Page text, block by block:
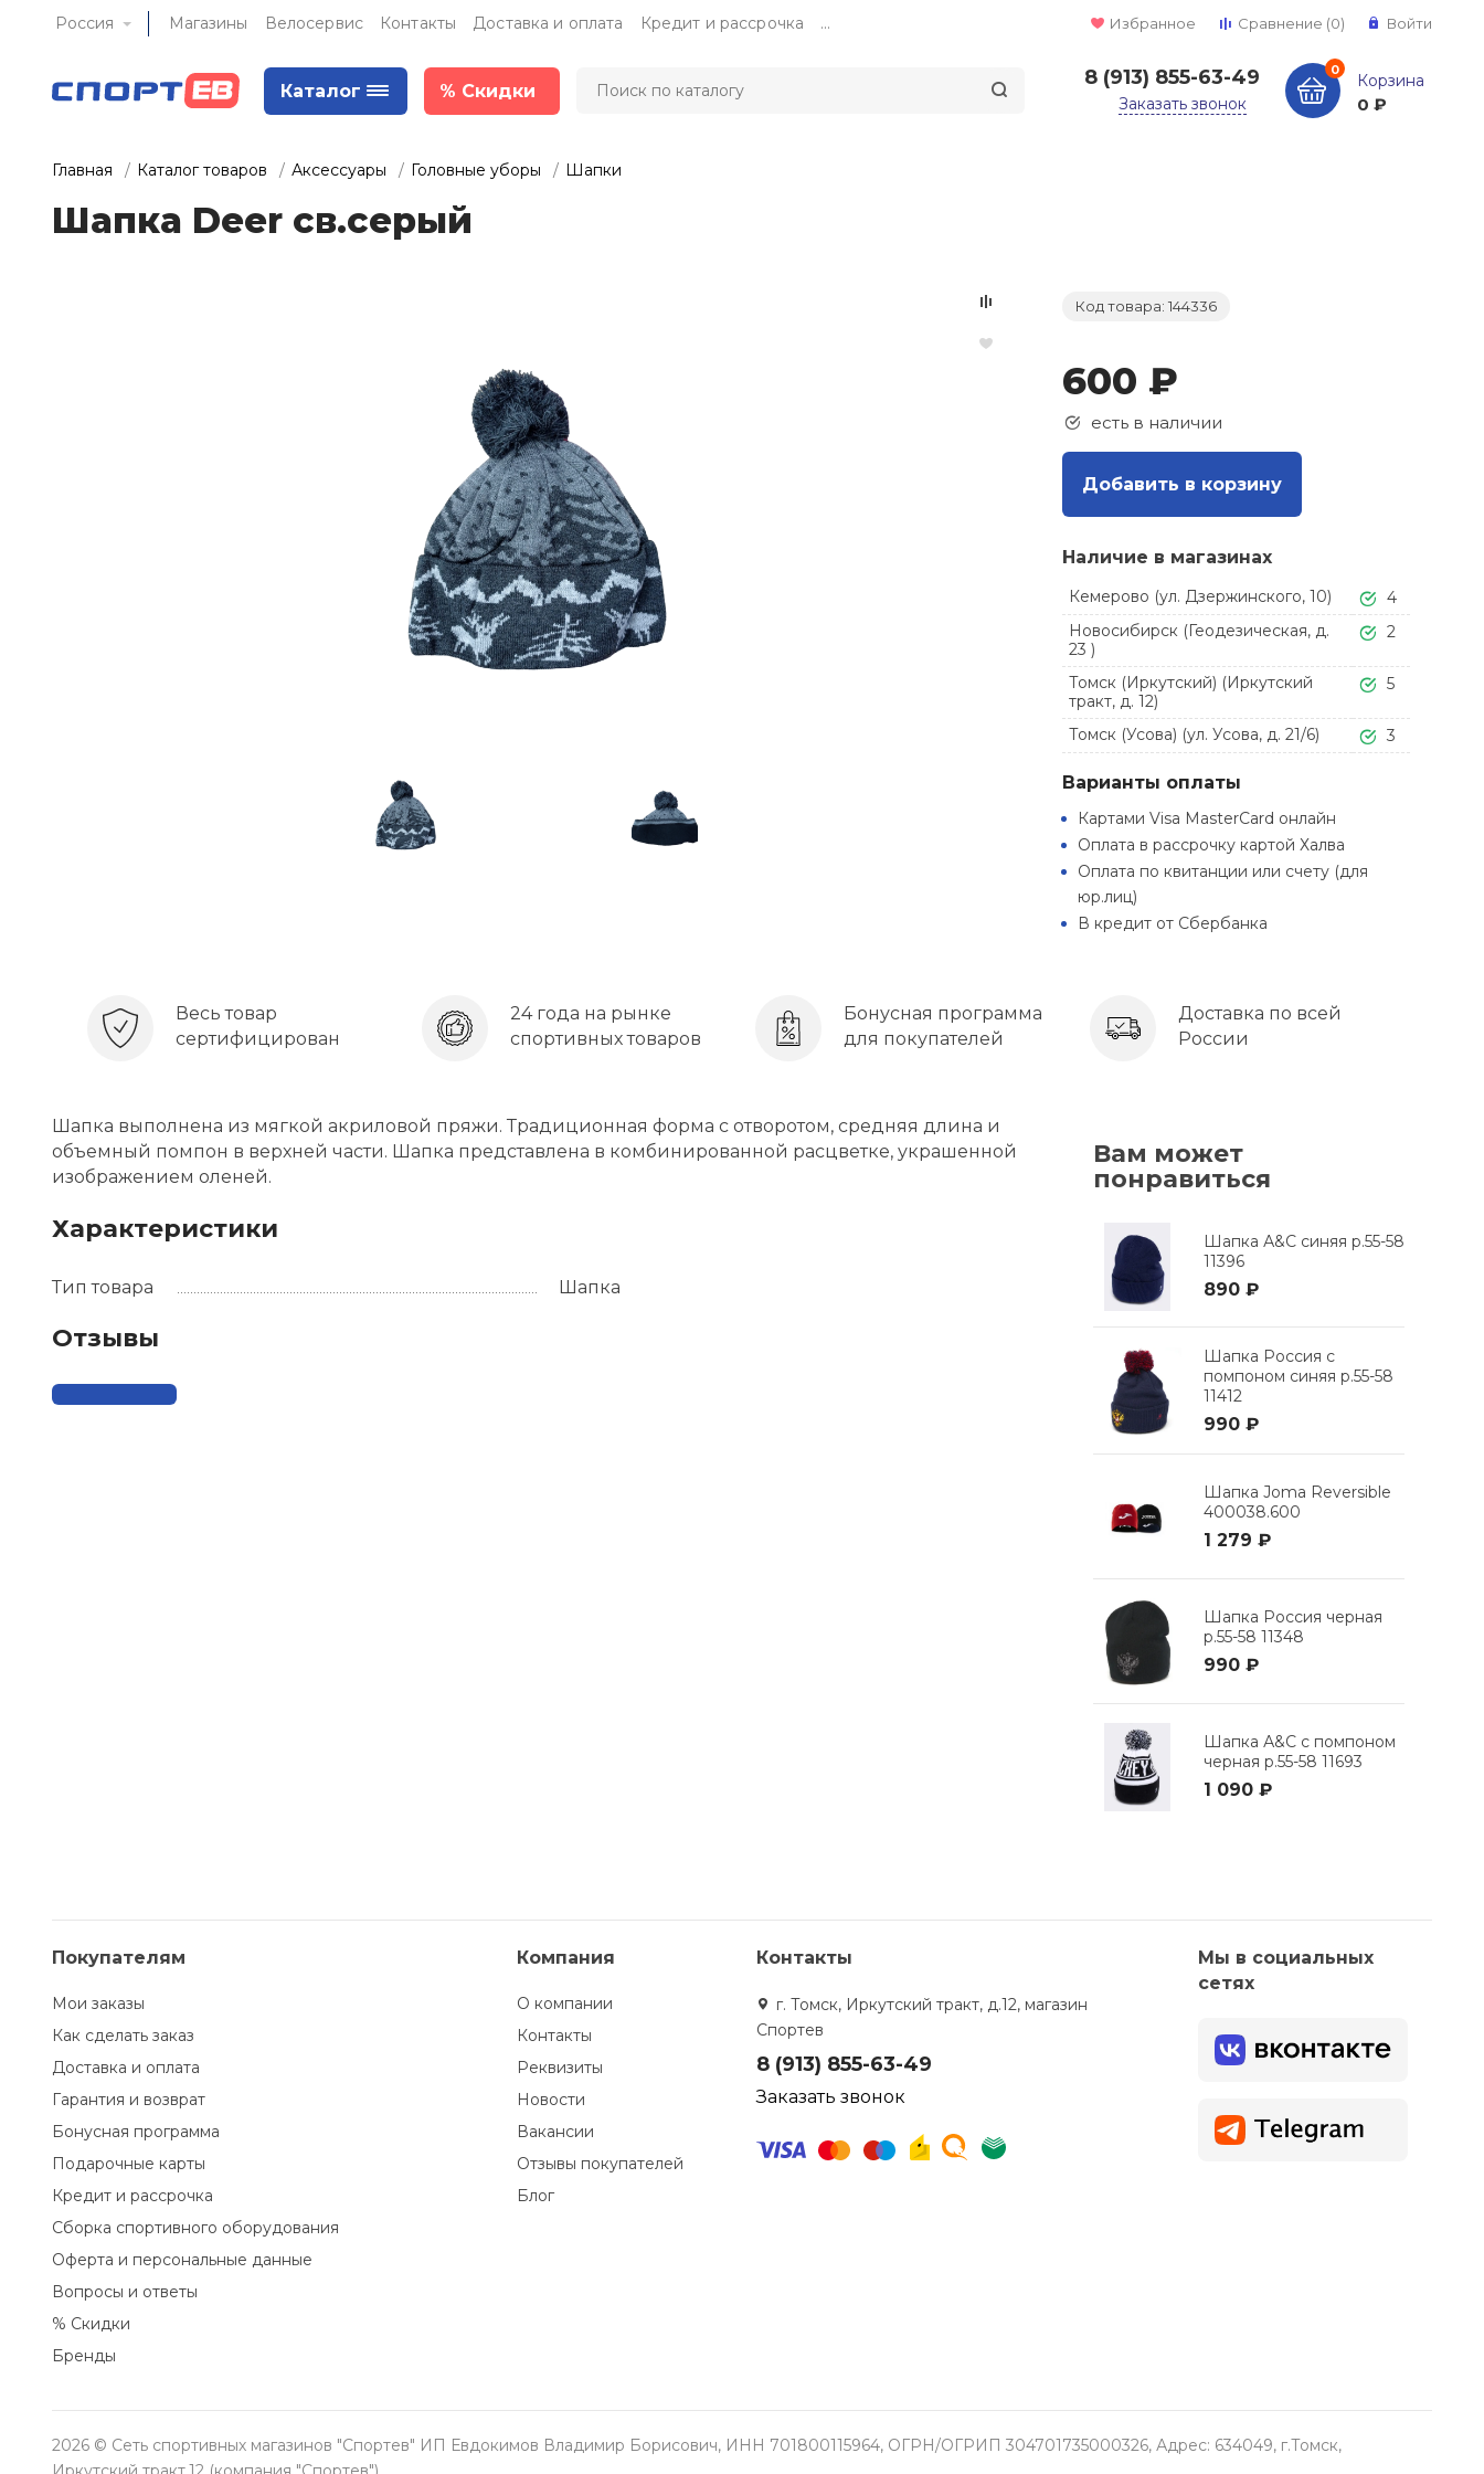
Россия Магазины Велосервис Контакты Доставка и оплата Кредит и рассрочка ... Избранное Сравнение (0) Войти
Каталог % Скидки
8 (913) 855-63-49
Заказать звонок
0
Корзина
0 ₽
Главная Каталог товаров Аксессуары Головные уборы Шапки
Шапка Deer св.серый
Код товара: 144336
600 ₽
есть в наличии
Добавить в корзину
Наличие в магазинах
Кемерово (ул. Дзержинского, 10)
4
Новосибирск (Геодезическая, д.
23 )
2
Томск (Иркутский) (Иркутский
тракт, д. 12)
5
Томск (Усова) (ул. Усова, д. 21/6) 3
Варианты оплаты
Картами Visa MasterCard онлайн
Оплата в рассрочку картой Халва
Оплата по квитанции или счету (для
юр.лиц)
В кредит от Сбербанка
Весь товар
сертифицирован
24 года на рынке
спортивных товаров
Бонусная программа
для покупателей
Доставка по всей
России
Шапка выполнена из мягкой акриловой пряжи. Традиционная форма с отворотом, средняя длина и
объемный помпон в верхней части. Шапка представлена в комбинированной расцветке, украшенной
изображением оленей.
Характеристики
Тип товара Шапка
Отзывы
Вам может
понравиться
Шапка А&C синяя р.55-58
11396
890 ₽
Шапка Россия с
помпоном синяя р.55-58
11412
990 ₽
Шапка Joma Reversible
400038.600
1 279 ₽
Шапка Россия черная
р.55-58 11348
990 ₽
Шапка А&C с помпоном
черная р.55-58 11693
1 090 ₽
Покупателям
Мои заказы
Как сделать заказ
Доставка и оплата
Гарантия и возврат
Бонусная программа
Подарочные карты
Кредит и рассрочка
Сборка спортивного оборудования
Оферта и персональные данные
Вопросы и ответы
% Скидки
Бренды
Компания
О компании
Контакты
Реквизиты
Новости
Вакансии
Отзывы покупателей
Блог
Контакты
г. Томск, Иркутский тракт, д.12, магазин
Спортев
8 (913) 855-63-49
Заказать звонок
Мы в социальных
сетях
2026 © Сеть спортивных магазинов "Спортев" ИП Евдокимов Владимир Борисович, ИНН 701800115964, ОГРН/ОГРИП 304701735000326, Адрес: 634049, г.Томск,